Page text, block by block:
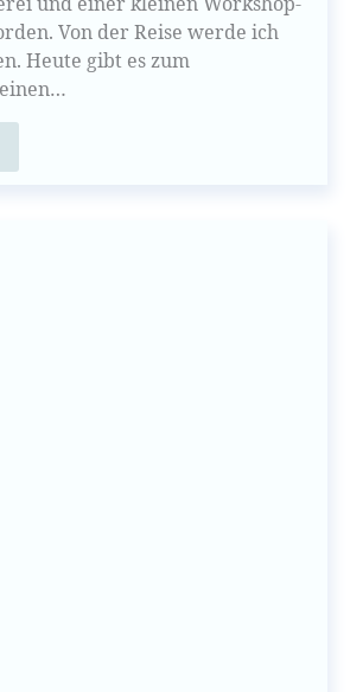
Von der Reise werde ich
Heute gibt es zum